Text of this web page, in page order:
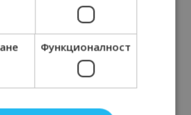
Функционалност